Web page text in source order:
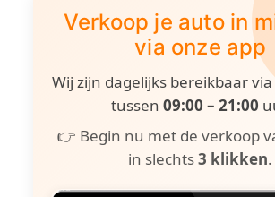
Verkoop je auto in
via onze app
Wij zijn dagelijks bereikbaar via
tussen 09:00 – 21:00
👉 Begin nu met de verkoop
in slechts3 klikken.